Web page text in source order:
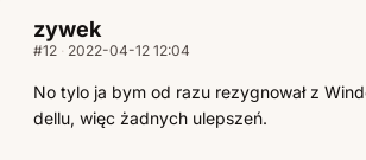
zywek
#12 2022-04-12 12:04
No tylo ja bym od razu rezygnował z
dellu, więc żadnych ulepszeń.